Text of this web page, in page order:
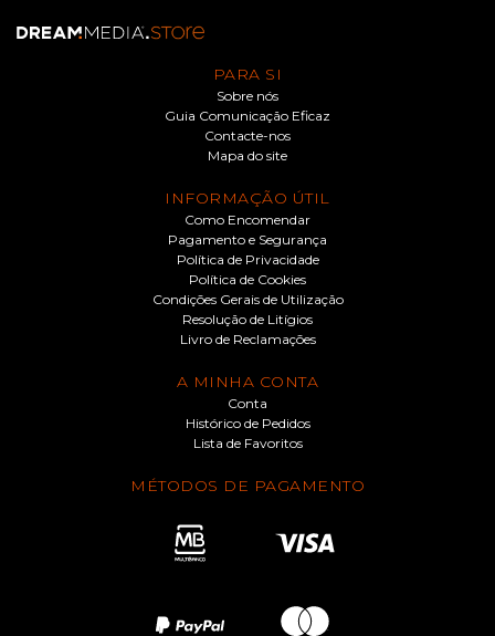
PARA SI
Sobre nós
Guia Comunicação Eficaz
Contacte-nos
Mapa do site
INFORMAÇÃO ÚTIL
Como Encomendar
Pagamento e Segurança
Política de Privacidade
Política de Cookies
Condições Gerais de Utilização
Resolução de Litígios
Livro de Reclamações
A MINHA CONTA
Conta
Histórico de Pedidos
Lista de Favoritos
MÉTODOS DE PAGAMENTO